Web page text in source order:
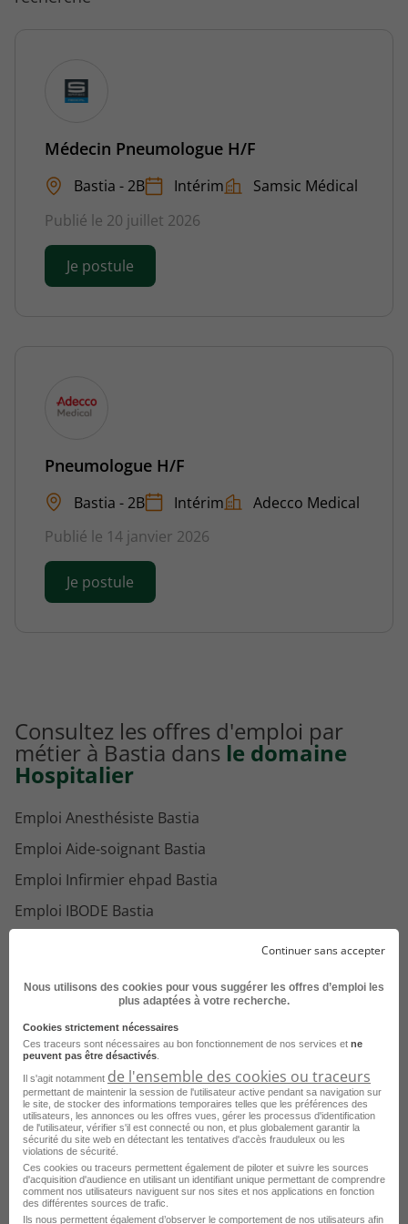
Médecin Pneumologue H/F
Bastia - 2B Intérim
Samsic Médical
Publié le 20 juillet 2026
Je postule
Pneumologue H/F
Bastia - 2B Intérim
Adecco Medical
Publié le 14 janvier 2026
Je postule
Consultez les offres d'emploi par
métier à Bastia dans le domaine
Hospitalier
Voir plus
Emploi Anesthésiste Bastia
Emploi Aide-soignant Bastia
Emploi Infirmier ehpad Bastia
Emploi IBODE Bastia
Emploi Gynécologue-obstétricien Bastia
Emploi Dentiste Bastia
Emploi Médecin urgentiste Bastia
Emploi Agent de service hospitalier Bastia
Emploi Auxiliaire de gérontologie Bastia
Emploi Neurologue Bastia
Consultez les offres d'emploi pour le
métierPneumologue dans d'autres
villes
Continuer sans accepter
Nous utilisons des cookies pour vous suggérer les offres d’emploi les
plus adaptées à votre recherche.
Cookies strictement nécessaires
Ces traceurs sont nécessaires au bon fonctionnement de nos services et ne
peuvent pas être désactivés
Il s'agit notamment de l'ensemble des cookies ou traceurs
permettant de maintenir la session de l'utilisateur active pendant sa navigation sur
le site, de stocker des informations temporaires telles que les préférences des
utilisateurs, les annonces ou les offres vues, gérer les processus d'identification
de l'utilisateur, vérifier s'il est connecté ou non, et plus globalement garantir la
sécurité du site web en détectant les tentatives d'accès frauduleux ou les
violations de sécurité.
Ces cookies ou traceurs permettent également de piloter et suivre les sources
d'acquisition d'audience en utilisant un identifiant unique permettant de comprendre
comment nos utilisateurs naviguent sur nos sites et nos applications en fonction
des différentes sources de trafic.
Ils nous permettent également d’observer le comportement de nos utilisateurs afin